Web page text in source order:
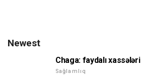
Newest
Chaga: faydalı xassələri
Sağlamlıq